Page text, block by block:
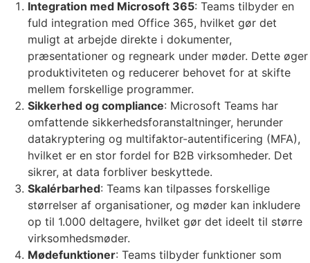
Integration med Microsoft 365: Teams tilbyder en
fuld integration med Office 365, hvilket gør det
muligt at arbejde direkte i dokumenter,
præsentationer og regneark under møder. Dette øger
produktiviteten og reducerer behovet for at skifte
mellem forskellige programmer.
Sikkerhed og compliance: Microsoft Teams har
omfattende sikkerhedsforanstaltninger, herunder
datakryptering og multifaktor-autentificering (MFA),
hvilket er en stor fordel for B2B virksomheder. Det
sikrer, at data forbliver beskyttede.
Skalérbarhed: Teams kan tilpasses forskellige
størrelser af organisationer, og møder kan inkludere
op til 1.000 deltagere, hvilket gør det ideelt til større
virksomhedsmøder.
Mødefunktioner: Teams tilbyder funktioner som